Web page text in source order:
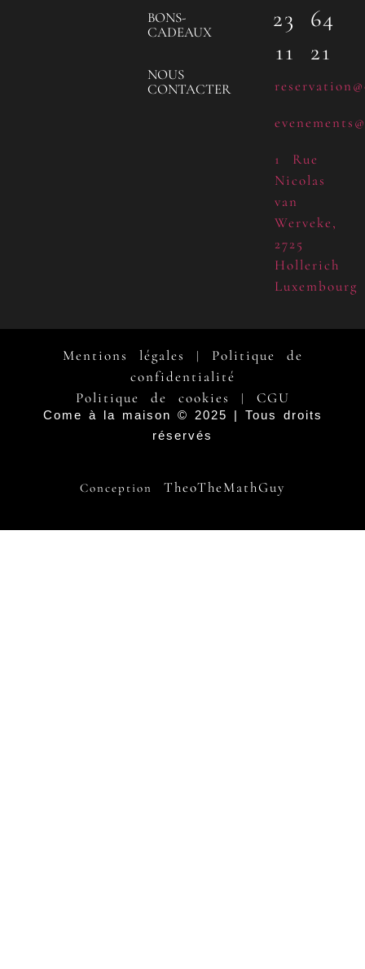
BONS-
CADEAUX
NOUS
CONTACTER
23 64
11 21
1 Rue
Nicolas
van
Werveke,
2725
Hollerich
Luxembourg
Mentions légales | Politique de
confidentialité
Politique de cookies
| CGU
Come à la maison © 2025 | Tous droits
réservés
Conception TheoTheMathGuy